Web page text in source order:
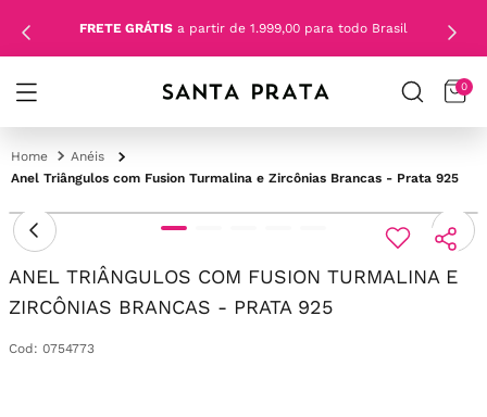
FRETE GRÁTIS a partir de 1.999,00 para todo Brasil
0
Anéis
Anel Triângulos com Fusion Turmalina e Zircônias Brancas - Prata 925
ANEL TRIÂNGULOS COM FUSION TURMALINA E
ZIRCÔNIAS BRANCAS - PRATA 925
Cod : 0754773